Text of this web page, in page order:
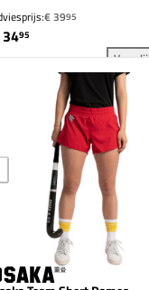
Dames toevoegen aan
€ 3995
95